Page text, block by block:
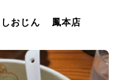
おじん 鳳本店